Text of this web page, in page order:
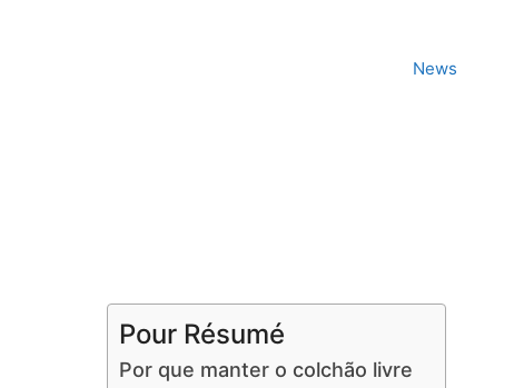
News
Pour Résumé
Por que manter o colchão livre